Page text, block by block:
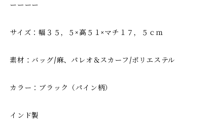
ーーーー
サイズ：幅３５，５×高５１×マチ１７，５ｃｍ
素材：バッグ/麻、パレオ＆スカーフ/ポリエステル
カラー：ブラック（パイン柄）
インド製